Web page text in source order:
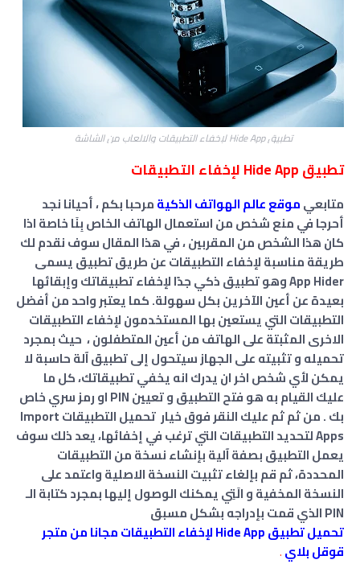
تطبيق Hide App لإخفاء التطبيقات والالعاب من الشاشة
تطبيق Hide App لإخفاء التطبيقات
متابعيموقع عالم الهواتف الذكيةمرحبا بكم ، أحيانا نجد
أحرجا في منع شخص من استعمال الهاتف الخاص بِنَا خاصة اذا
كان هذا الشخص من المقربين ، في هذا المقال سوف نقدم لك
طريقة مناسبة لإخفاء التطبيقات عن طريق تطبيق يسمى
App Hider وهو تطبيق ذكي جدًا لإخفاء تطبيقاتك وإبقائها
بعيدة عن أعين الآخرين بكل سهولة. كما يعتبر واحد من أفضل
التطبيقات التي يستعين بها المستخدمون لإخفاء التطبيقات
الاخرى المثبتة على الهاتف من أعين المتطفلون ، حيث بمجرد
تحميله و تثبيته على الجهاز سيتحول إلى تطبيق آلة حاسبة لا
يمكن لأي شخص اخر ان يدرك انه يخفي تطبيقاتك، كل ما
عليك القيام به هو فتح التطبيق و تعيين PIN او رمز سري خاص
بك . من ثم ثم عليك النقر فوق خيار تحميل التطبيقات Import
Apps لتحديد التطبيقات التي ترغب في إخفائها، يعد ذلك سوف
يعمل التطبيق بصفة آلية بإنشاء نسخة من التطبيقات
المحددة، ثم قم بإلغاء تثبيت النسخة الاصلية واعتمد على
النسخة المخفية و الَتِي يمكنك الوصول إليها بمجرد كتابة الـ
PIN الذي قمت بإدراجه بشكل مسبق
تحميل تطبيق Hide App لإخفاء التطبيقات مجانا من متجر
قوقل بلاي.